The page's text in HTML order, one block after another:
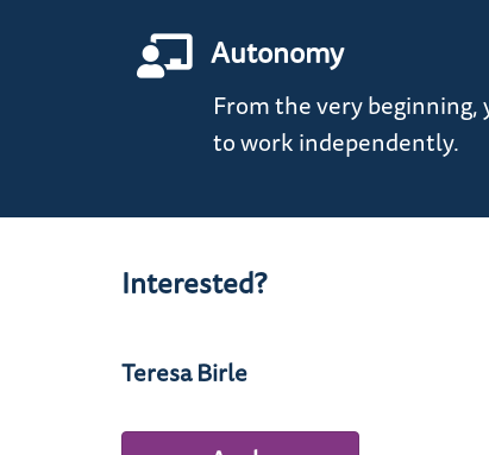
Autonomy
From the very
to work independently.
Interested?
Teresa Birle